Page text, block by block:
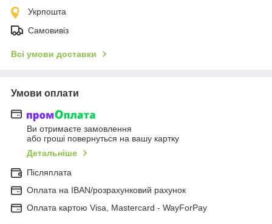
Укрпошта
Самовивіз
Всі умови доставки
Умови оплати
Ви отримаєте замовлення
або гроші повернуться на вашу картку
Детальніше
Післяплата
Оплата на IBAN/розрахунковий рахунок
Оплата картою Visa, Mastercard - WayForPay